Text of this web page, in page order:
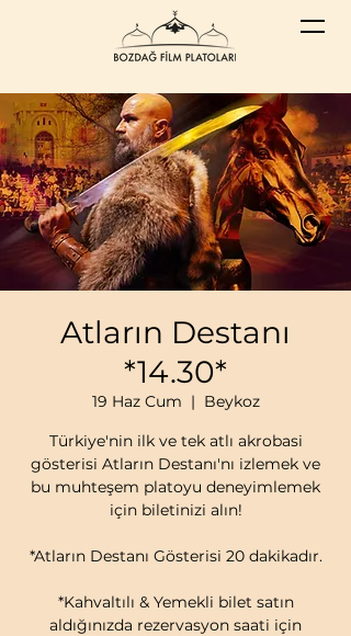
Atların Destanı
*14.30*
19 Haz Cum
  |
Beykoz
Türkiye'nin ilk ve tek atlı akrobasi
gösterisi Atların Destanı'nı izlemek ve
bu muhteşem platoyu deneyimlemek
için biletinizi alın!
*Atların Destanı Gösterisi 20 dakikadır.
*Kahvaltılı & Yemekli bilet satın
aldığınızda rezervasyon saati için